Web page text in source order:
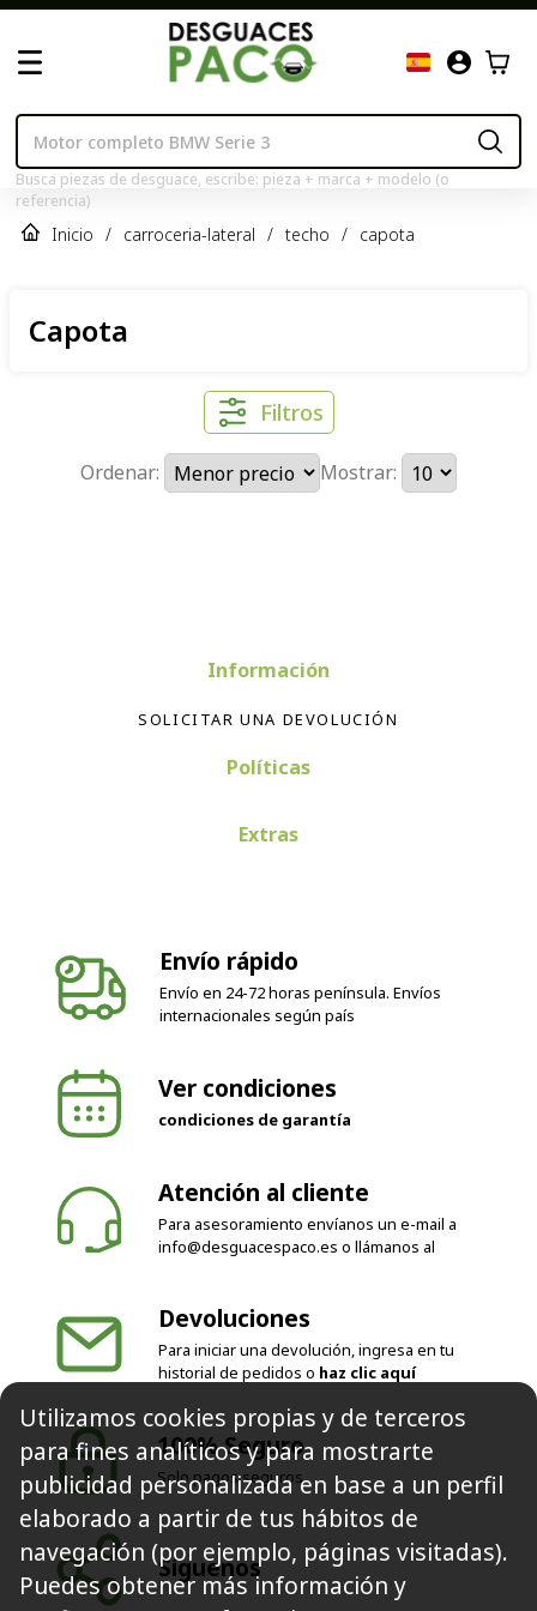
Busca piezas de desguace, escribe: pieza + marca + modelo (o
referencia)
Inicio / carroceria-lateral / techo / capota
Capota
Filtros
Ordenar: Mostrar:
Información
SOLICITAR UNA DEVOLUCIÓN
Envío rápido
Ver condiciones
Atención al cliente
Devoluciones
historial de pedidos o haz clic aquí
100% Seguro
Solo pagos seguros
Utilizamos cookies propias y de terceros
para fines analíticos y para mostrarte
publicidad personalizada en base a un perfil
elaborado a partir de tus hábitos de
navegación (por ejemplo, páginas visitadas).
Puedes obtener más información y